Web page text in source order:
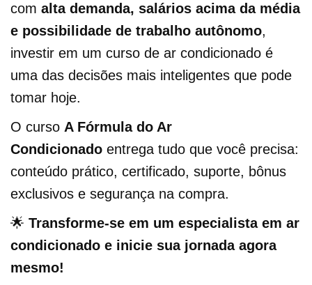
com alta demanda, salários acima da média
e possibilidade de trabalho autônomo,
investir em um curso de ar condicionado é
uma das decisões mais inteligentes que pode
tomar hoje.
O curso A Fórmula do Ar
Condicionado entrega tudo que você precisa:
conteúdo prático, certificado, suporte, bônus
exclusivos e segurança na compra.
🌟 Transforme-se em um especialista em ar
condicionado e inicie sua jornada agora
mesmo!